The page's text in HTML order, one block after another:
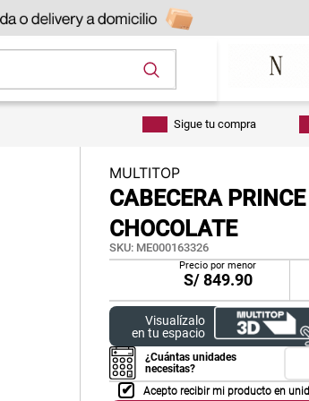
Sigue tu compra
MULTITOP
CABECERA
CHOCOLATE
SKU: ME000163326
Precio por menor
S/849.90
Visualízalo
en tu espacio
¿Cuántas unidades
necesitas?
Acepto recibir mi producto en